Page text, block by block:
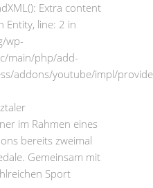
Extra content
Entity, line: 2 in
wp-
main/php/add-
addons/youtube/impl/
im Rahmen eines
bereits zweimal
Gemeinsam mit
Sport